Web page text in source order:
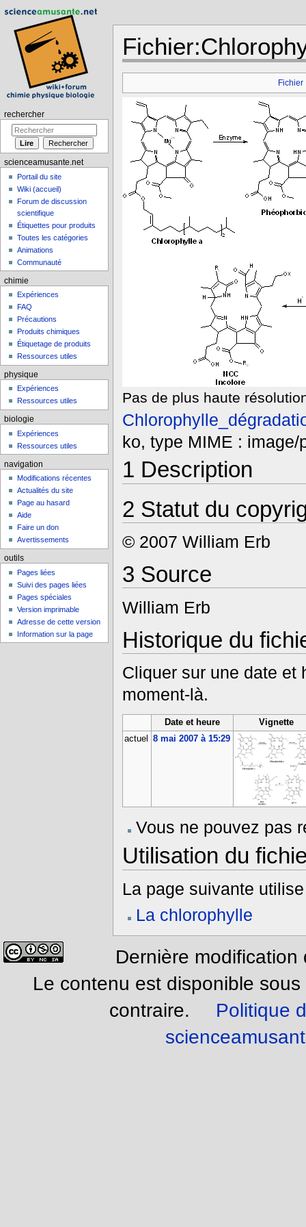
Fichier
Pas de plus haute
ko, type MIME : image/
1 Description
2 Statut du
© 2007 William Erb
3 Source
William Erb
Historique du
Cliquer sur une date et
moment-là.
Date et heure
Vignette
actuel
8 mai 2007 à 15:29
Vous ne pouvez pas
Utilisation du
La page suivante
La chlorophylle
rechercher
scienceamusante.net
Portail du site
Wiki (accueil)
Forum de discussion
scientifique
Étiquettes pour produits
Toutes les catégories
Animations
Communauté
chimie
Expériences
FAQ
Précautions
Produits chimiques
Étiquetage de produits
Ressources utiles
physique
Expériences
Ressources utiles
biologie
Expériences
Ressources utiles
navigation
Modifications récentes
Actualités du site
Page au hasard
Aide
Faire un don
Avertissements
outils
Pages liées
Suivi des pages liées
Pages spéciales
Version imprimable
Adresse de cette version
Information sur la page
Dernière
Le contenu est disponible
contraire.
Politique